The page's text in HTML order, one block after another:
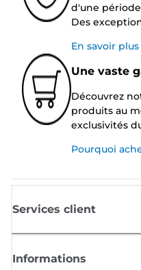
d'une
Des
En savoir
Une vaste
Découvrez
produits au
exclusivités
Pourquoi
Services client
Informations